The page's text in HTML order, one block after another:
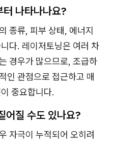
나타나나요?
종류, 피부 상태, 에너지
다. 레이저토닝은 여러 차
경우가 많으므로, 조급하
인 관점으로 접근하고 매
중요합니다.
어질 수도 있나요?
자극이 누적되어 오히려